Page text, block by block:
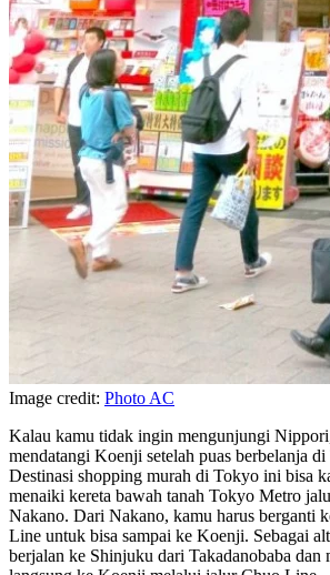
Image credit: Photo AC
Kalau kamu tidak ingin mengunjungi
mendatangi Koenji setelah puas berbelanja di
Destinasi shopping murah di Tokyo ini bisa
menaiki kereta bawah tanah Tokyo Metro
Nakano. Dari Nakano, kamu harus berganti
Line untuk bisa sampai ke Koenji. Sebagai
berjalan ke Shinjuku dari Takadanobaba dan